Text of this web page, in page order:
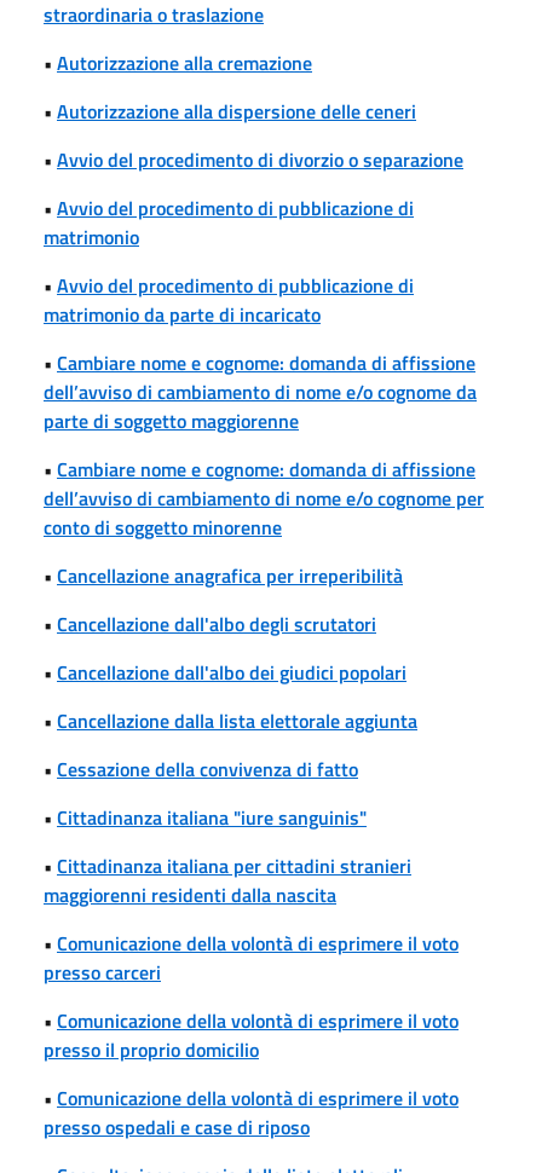
straordinaria o traslazione
• Autorizzazione alla cremazione
• Autorizzazione alla dispersione delle ceneri
• Avvio del procedimento di divorzio o separazione
• Avvio del procedimento di pubblicazione di
matrimonio
• Avvio del procedimento di pubblicazione di
matrimonio da parte di incaricato
• Cambiare nome e cognome: domanda di affissione
dell’avviso di cambiamento di nome e/o cognome da
parte di soggetto maggiorenne
• Cambiare nome e cognome: domanda di affissione
dell’avviso di cambiamento di nome e/o cognome per
conto di soggetto minorenne
• Cancellazione anagrafica per irreperibilità
• Cancellazione dall'albo degli scrutatori
• Cancellazione dall'albo dei giudici popolari
• Cancellazione dalla lista elettorale aggiunta
• Cessazione della convivenza di fatto
• Cittadinanza italiana "iure sanguinis"
• Cittadinanza italiana per cittadini stranieri
maggiorenni residenti dalla nascita
• Comunicazione della volontà di esprimere il voto
presso carceri
• Comunicazione della volontà di esprimere il voto
presso il proprio domicilio
• Comunicazione della volontà di esprimere il voto
presso ospedali e case di riposo